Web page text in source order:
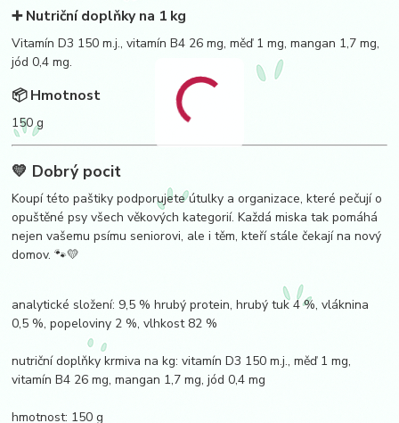
➕ Nutriční doplňky na 1 kg
Vitamín D3 150 m.j., vitamín B4 26 mg, měď 1 mg, mangan 1,7 mg,
jód 0,4 mg.
📦 Hmotnost
150 g
💛 Dobrý pocit
Koupí této paštiky podporujete útulky a organizace, které pečují o
opuštěné psy všech věkových kategorií. Každá miska tak pomáhá
nejen vašemu psímu seniorovi, ale i těm, kteří stále čekají na nový
domov. 🐾💛
analytické složení: 9,5 % hrubý protein, hrubý tuk 4 %, vláknina
0,5 %, popeloviny 2 %, vlhkost 82 %
nutriční doplňky krmiva na kg: vitamín D3 150 m.j., měď 1 mg,
vitamín B4 26 mg, mangan 1,7 mg, jód 0,4 mg
hmotnost: 150 g